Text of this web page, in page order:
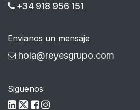
+34 918 956 151
Envianos un mensaje
hola@reyesgrupo.com
Siguenos